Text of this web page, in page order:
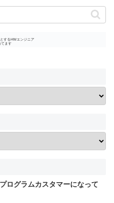
するHWエンジニア
てます
ログラムカスタマーになって